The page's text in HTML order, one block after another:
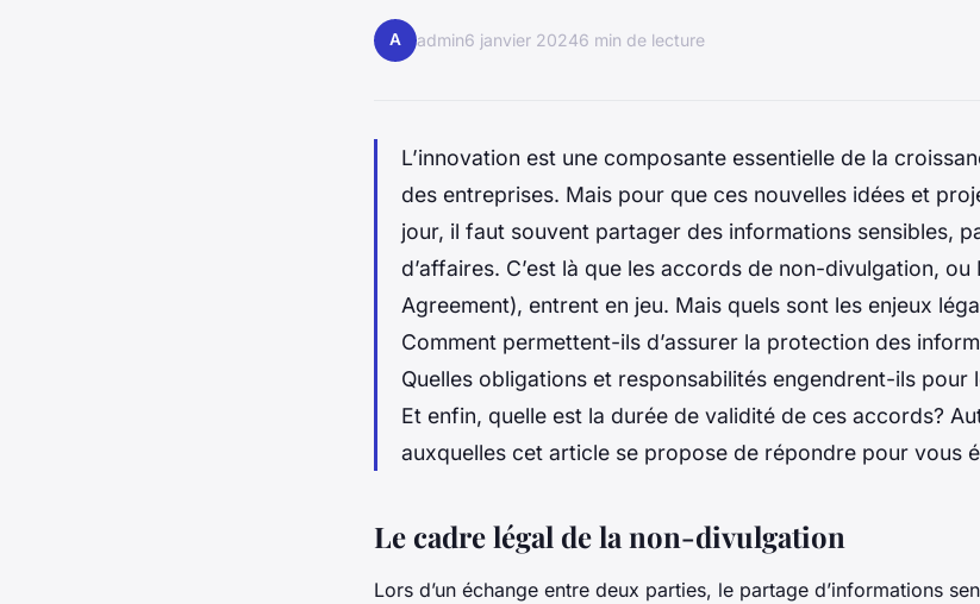
A admin6 janvier 20246 min de lecture
L’innovation est une composante essentielle de la
des entreprises. Mais pour que ces nouvelles idées et
jour, il faut souvent partager des informations sensibles,
d’affaires. C’est là que les accords de non-divulgation,
Agreement), entrent en jeu. Mais quels sont les enjeux
Comment permettent-ils d’assurer la protection des
Quelles obligations et responsabilités engendrent-ils pour
Et enfin, quelle est la durée de validité de ces accords?
auxquelles cet article se propose de répondre pour vous
Le cadre légal de la non-divulgation
Lors d’un échange entre deux parties, le partage d’informations